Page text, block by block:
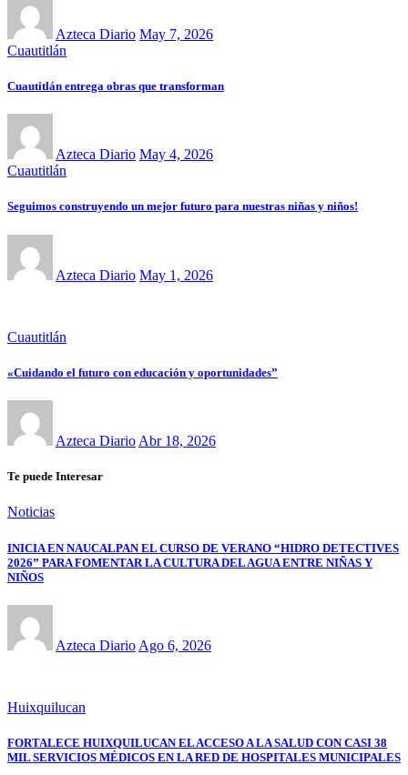
Azteca Diario May 7, 2026
Cuautitlán
Cuautitlán entrega obras que transforman
Azteca Diario May 4, 2026
Cuautitlán
Seguimos construyendo un mejor futuro para nuestras niñas y niños!
Azteca Diario May 1, 2026
Cuautitlán
«Cuidando el futuro con educación y oportunidades”
Azteca Diario Abr 18, 2026
Te puede Interesar
Noticias
INICIA EN NAUCALPAN EL CURSO DE VERANO “HIDRO DETECTIVES
2026” PARA FOMENTAR LA CULTURA DEL AGUA ENTRE NIÑAS Y
NIÑOS
Azteca Diario Ago 6, 2026
Huixquilucan
FORTALECE HUIXQUILUCAN EL ACCESO A LA SALUD CON CASI 38
MIL SERVICIOS MÉDICOS EN LA RED DE HOSPITALES MUNICIPALES